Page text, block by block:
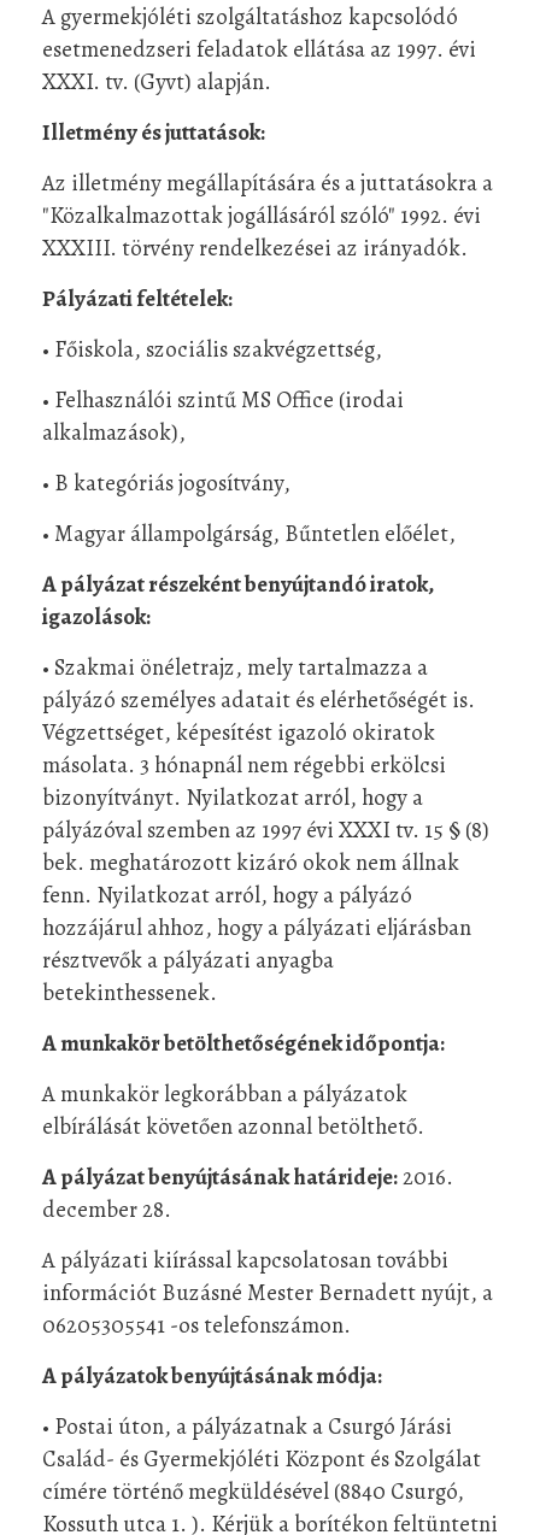
A gyermekjóléti szolgáltatáshoz kapcsolódó
esetmenedzseri feladatok ellátása az 1997. évi
XXXI. tv. (Gyvt) alapján.
Illetmény és juttatások:
Az illetmény megállapítására és a juttatásokra a
"Közalkalmazottak jogállásáról szóló" 1992. évi
XXXIII. törvény rendelkezései az irányadók.
Pályázati feltételek:
• Főiskola, szociális szakvégzettség,
• Felhasználói szintű MS Office (irodai
alkalmazások),
• B kategóriás jogosítvány,
• Magyar állampolgárság, Bűntetlen előélet,
A pályázat részeként benyújtandó iratok,
igazolások:
• Szakmai önéletrajz, mely tartalmazza a
pályázó személyes adatait és elérhetőségét is.
Végzettséget, képesítést igazoló okiratok
másolata. 3 hónapnál nem régebbi erkölcsi
bizonyítványt. Nyilatkozat arról, hogy a
pályázóval szemben az 1997 évi XXXI tv. 15 § (8)
bek. meghatározott kizáró okok nem állnak
fenn. Nyilatkozat arról, hogy a pályázó
hozzájárul ahhoz, hogy a pályázati eljárásban
résztvevők a pályázati anyagba
betekinthessenek.
A munkakör betölthetőségének időpontja:
A munkakör legkorábban a pályázatok
elbírálását követően azonnal betölthető.
A pályázat benyújtásának határideje:2016.
december 28.
A pályázati kiírással kapcsolatosan további
információt Buzásné Mester Bernadett nyújt, a
06205305541 -os telefonszámon.
A pályázatok benyújtásának módja:
• Postai úton, a pályázatnak a Csurgó Járási
Család- és Gyermekjóléti Központ és Szolgálat
címére történő megküldésével (8840 Csurgó,
Kossuth utca 1. ). Kérjük a borítékon feltüntetni